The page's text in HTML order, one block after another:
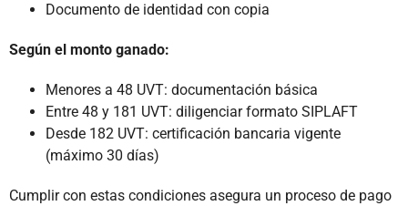
Documento de identidad con copia
Según el monto ganado:
Menores a 48 UVT: documentación básica
Entre 48 y 181 UVT: diligenciar formato SIPLAFT
Desde 182 UVT: certificación bancaria vigente
(máximo 30 días)
Cumplir con estas condiciones asegura un proceso de pago